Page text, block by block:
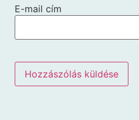
E-mail cím